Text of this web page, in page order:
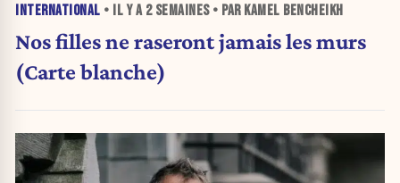
INTERNATIONAL • IL Y A 2 SEMAINES• PAR KAMEL BENCHEIKH
Nos filles ne raseront jamais les murs
(Carte blanche)